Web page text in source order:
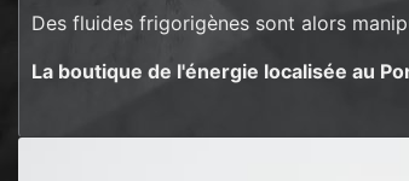
Des fluides frigorigènes sont alors
La boutique de l'énergie localisée au